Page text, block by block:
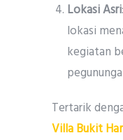
Lokasi Asri
lokasi
kegiatan
Tertarik
Villa Bukit